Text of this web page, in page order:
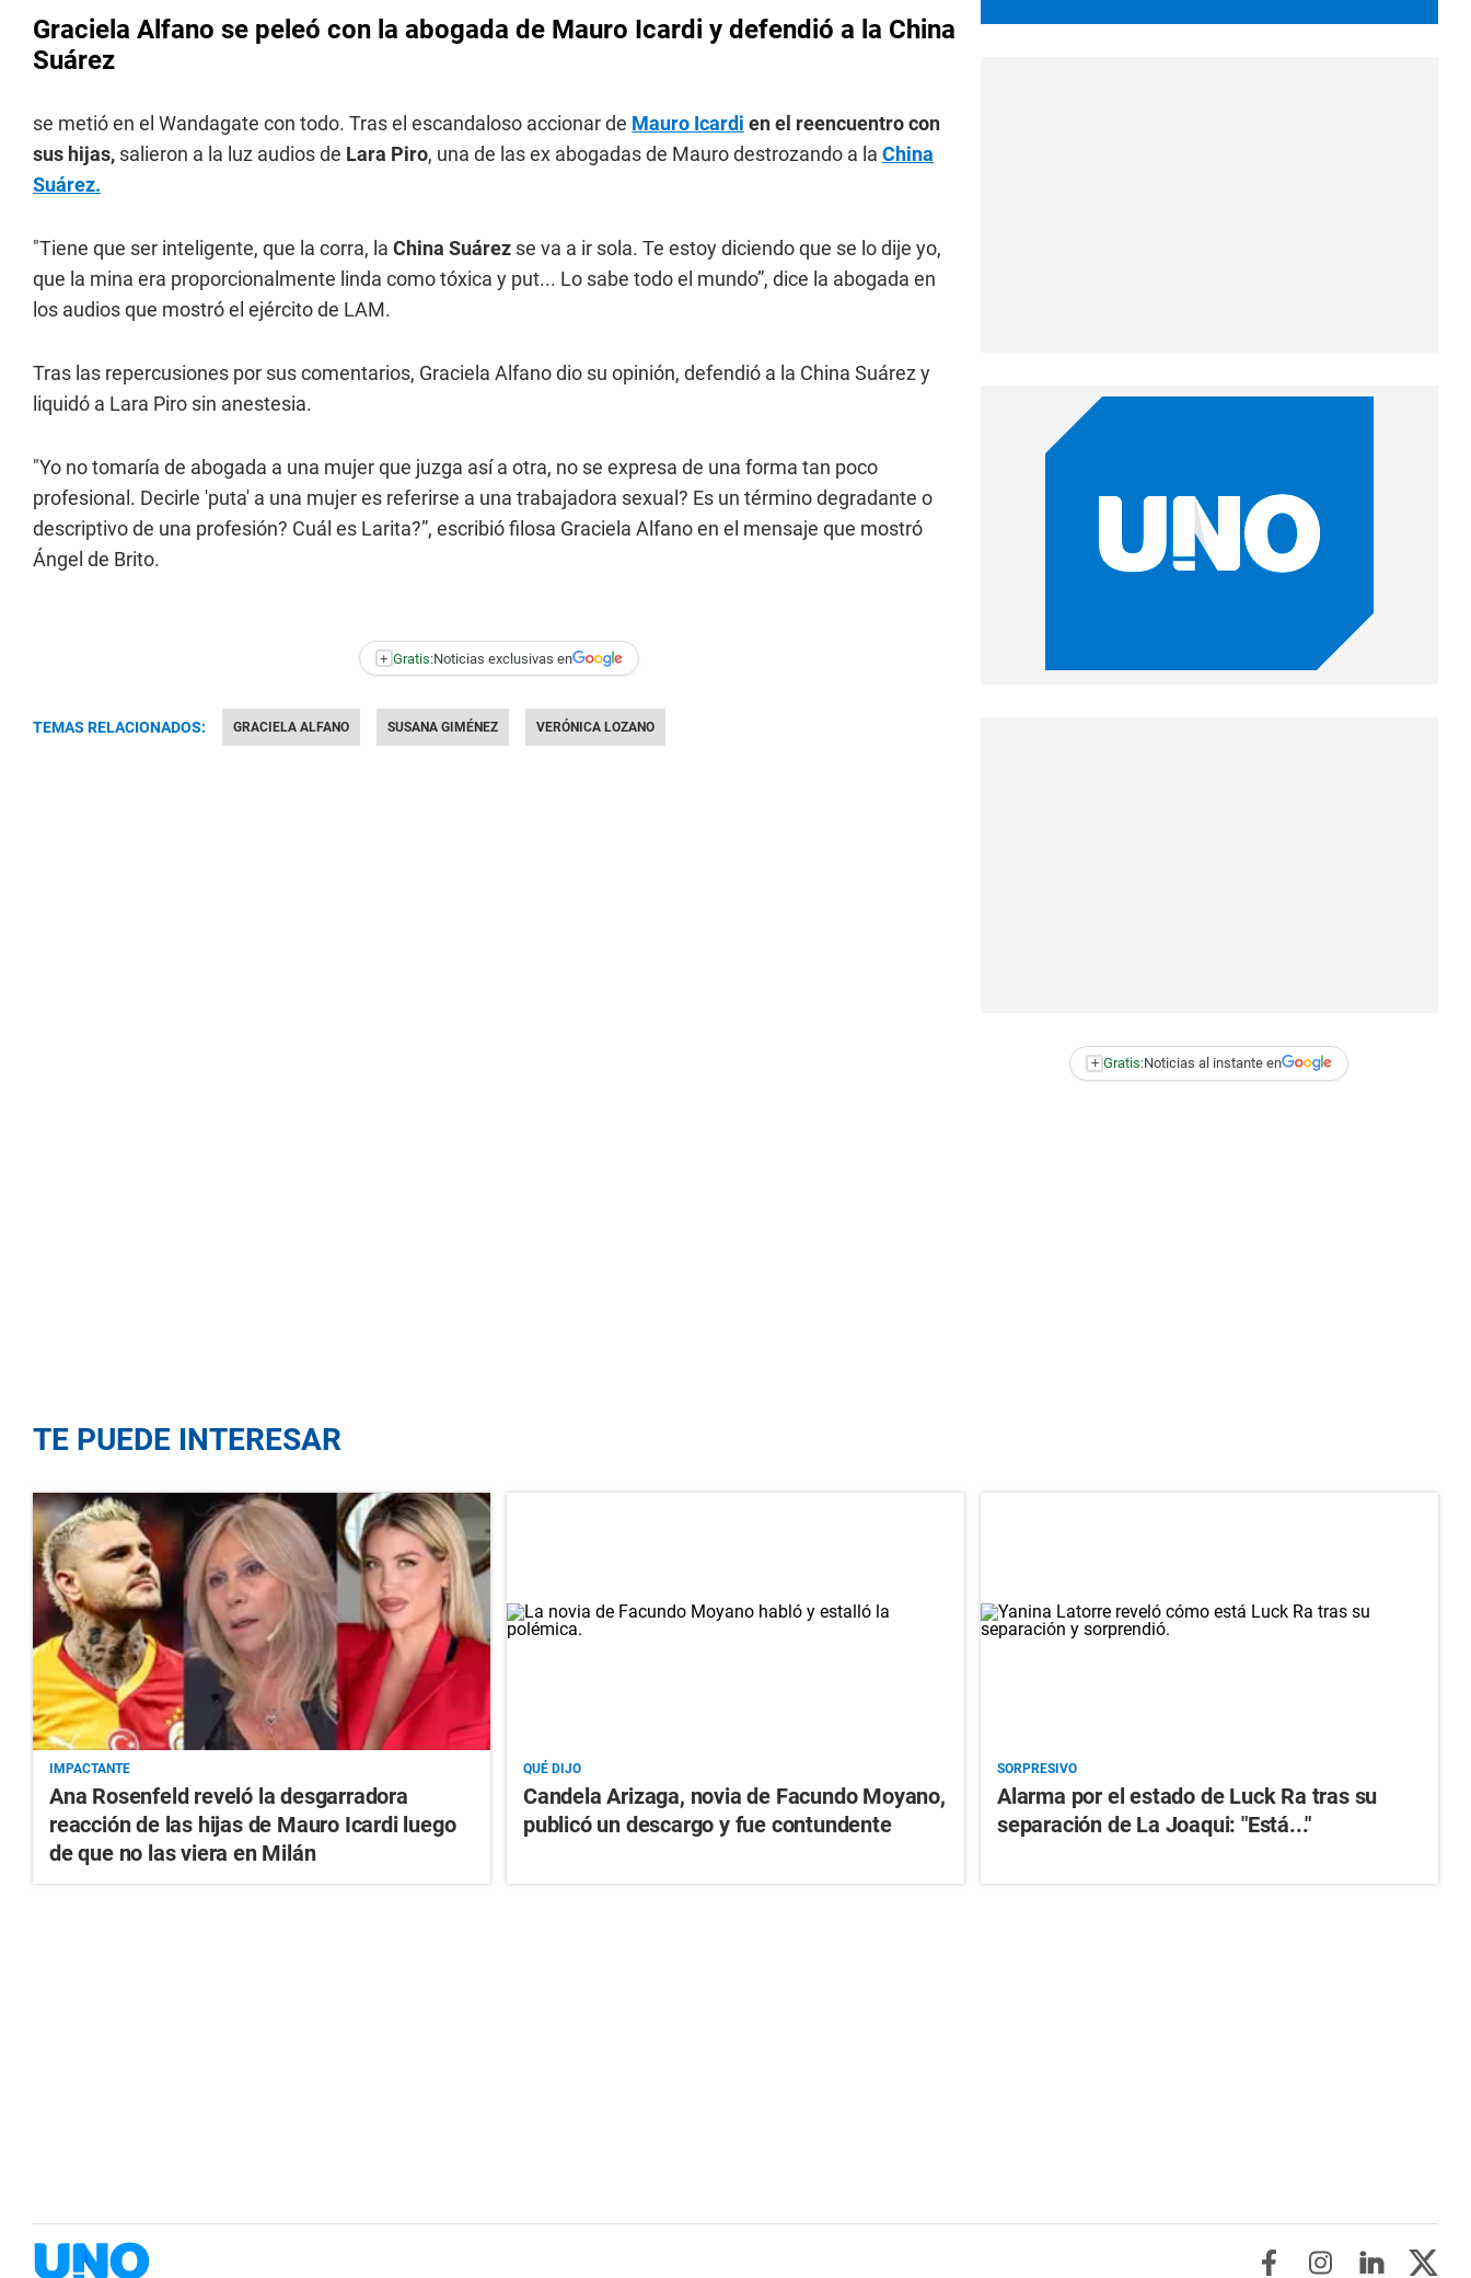
Graciela Alfano se peleó con la abogada de Mauro Icardi y defendió a la China
Suárez
se metió en el Wandagate con todo. Tras el escandaloso accionar de Mauro Icardi en el reencuentro con
sus hijas, salieron a la luz audios de Lara Piro, una de las ex abogadas de Mauro destrozando a la China
Suárez.
"Tiene que ser inteligente, que la corra, la China Suárez se va a ir sola. Te estoy diciendo que se lo dije yo,
que la mina era proporcionalmente linda como tóxica y put... Lo sabe todo el mundo”, dice la abogada en
los audios que mostró el ejército de LAM.
Tras las repercusiones por sus comentarios, Graciela Alfano dio su opinión, defendió a la China Suárez y
liquidó a Lara Piro sin anestesia.
"Yo no tomaría de abogada a una mujer que juzga así a otra, no se expresa de una forma tan poco
profesional. Decirle 'puta' a una mujer es referirse a una trabajadora sexual? Es un término degradante o
descriptivo de una profesión? Cuál es Larita?”, escribió filosa Graciela Alfano en el mensaje que mostró
Ángel de Brito.
+ Gratis:Noticias exclusivas en
TEMAS RELACIONADOS: GRACIELA ALFANO SUSANA GIMÉNEZ VERÓNICA LOZANO
+ Gratis:Noticias al instante en
TE PUEDE INTERESAR
IMPACTANTE
Ana Rosenfeld reveló la desgarradora
reacción de las hijas de Mauro Icardi luego
de que no las viera en Milán
QUÉ DIJO
Candela Arizaga, novia de Facundo Moyano,
publicó un descargo y fue contundente
SORPRESIVO
Alarma por el estado de Luck Ra tras su
separación de La Joaqui: "Está..."